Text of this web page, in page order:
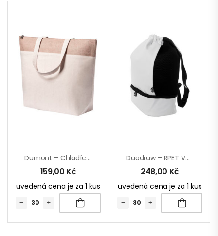
Dumont – Chladící Nákupní Taška
159,00 Kč
uvedená cena je za 1 kus
Duodraw – RPET Vak Se Stahovací Šňůrkou
248,00 Kč
uvedená cena je za 1 kus